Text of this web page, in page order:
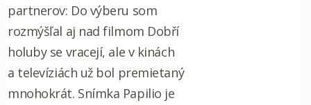
partnerov: Do výberu som
rozmýšľal aj nad filmom Dobří
holuby se vracejí, ale v kinách
a televíziách už bol premietaný
mnohokrát. Snímka Papilio je